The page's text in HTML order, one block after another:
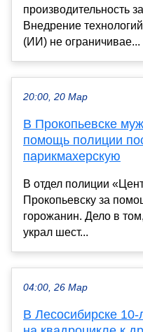
производительность
Внедрение
(ИИ) не ограничивае...
20:00, 20 Мар
В Прокопьевске
помощь полиции
парикмахерскую
В отдел полиции
Прокопьевску за
горожанин. Дело в
украл шест...
04:00, 26 Мар
В Лесосибирске 10-